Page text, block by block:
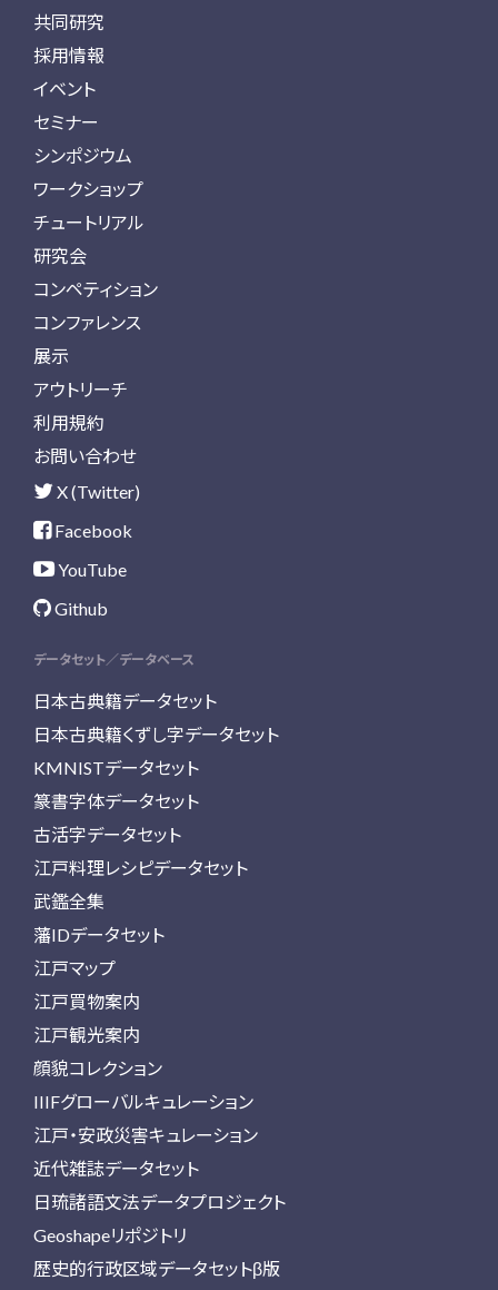
共同研究
採用情報
イベント
セミナー
シンポジウム
ワークショップ
チュートリアル
研究会
コンペティション
コンファレンス
展示
アウトリーチ
利用規約
お問い合わせ
X (Twitter)
Facebook
YouTube
Github
データセット／データベース
日本古典籍データセット
日本古典籍くずし字データセット
KMNISTデータセット
篆書字体データセット
古活字データセット
江戸料理レシピデータセット
武鑑全集
藩IDデータセット
江戸マップ
江戸買物案内
江戸観光案内
顔貌コレクション
IIIFグローバルキュレーション
江戸・安政災害キュレーション
近代雑誌データセット
日琉諸語文法データプロジェクト
Geoshapeリポジトリ
歴史的行政区域データセットβ版